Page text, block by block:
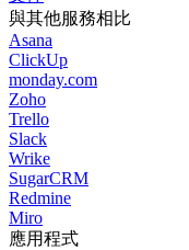
與其他服務相比
Asana
ClickUp
monday.com
Zoho
Trello
Slack
Wrike
SugarCRM
Redmine
Miro
應用程式